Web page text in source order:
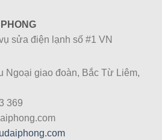
Casper 1 chiều cao cấp của
nhiều đặc điểm vượt trội:
năng như chiếc điều khiển
sửa điện lạnh số #1 VN
Ngoại giao đoàn, Bắc Từ Liêm,
369